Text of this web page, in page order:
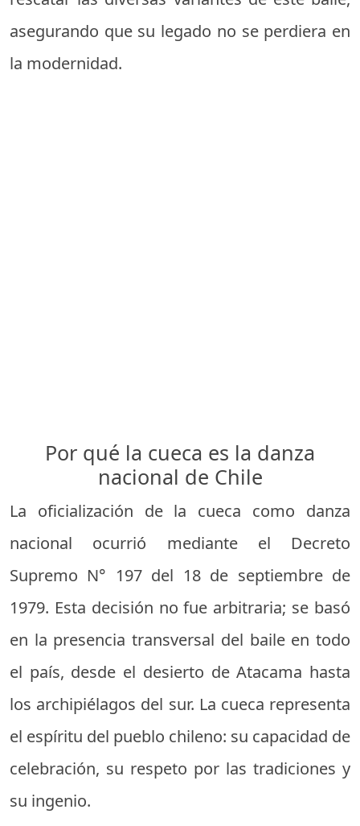
asegurando que su legado no se perdiera en
la modernidad.
Por qué la cueca es la danza
nacional de Chile
La oficialización de la cueca como danza
nacional ocurrió mediante el Decreto
Supremo N° 197 del 18 de septiembre de
1979. Esta decisión no fue arbitraria; se basó
en la presencia transversal del baile en todo
el país, desde el desierto de Atacama hasta
los archipiélagos del sur. La cueca representa
el espíritu del pueblo chileno: su capacidad de
celebración, su respeto por las tradiciones y
su ingenio.